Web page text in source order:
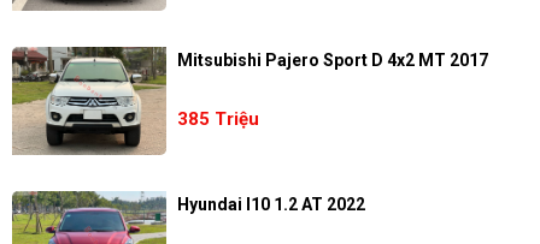
Mitsubishi Pajero Sport D 4x2 MT 2017
385 Triệu
Hyundai I10 1.2 AT 2022